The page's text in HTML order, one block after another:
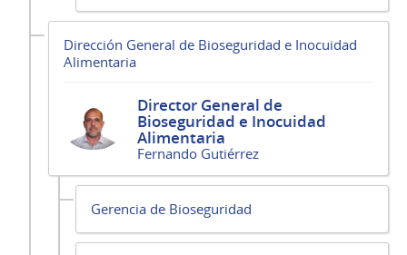
Dirección General de Bioseguridad e Inocuidad
Alimentaria
Director General de
Bioseguridad e Inocuidad
Alimentaria
Fernando Gutiérrez
Gerencia de Bioseguridad